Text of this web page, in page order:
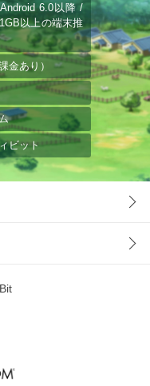
6.0以降 /
以上の端末推
金あり）
ビット